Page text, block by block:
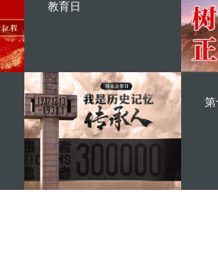
教育日
第